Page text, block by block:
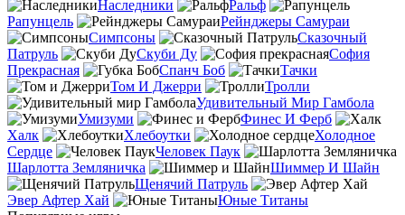
Наследники
Ральф
Рапунцель
Рейнджеры Самураи
Симпсоны
Сказочный
Патруль
Скуби Ду
София
Прекрасная
Спанч Боб
Тачки
Том И Джерри
Тролли
Удивительный Мир Гамбола
Умизуми
Финес И Ферб
Халк
Хлебоутки
Холодное
Сердце
Человек Паук
Шарлотта Земляничка
Шиммер И Шайн
Щенячий Патруль
Эвер Афтер Хай
Юные Титаны